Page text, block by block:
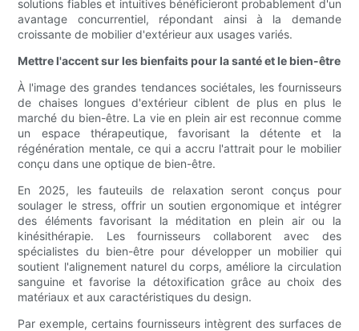
solutions fiables et intuitives bénéficieront probablement d'un
avantage concurrentiel, répondant ainsi à la demande
croissante de mobilier d'extérieur aux usages variés.
Mettre l'accent sur les bienfaits pour la santé et le bien-être
À l'image des grandes tendances sociétales, les fournisseurs
de chaises longues d'extérieur ciblent de plus en plus le
marché du bien-être. La vie en plein air est reconnue comme
un espace thérapeutique, favorisant la détente et la
régénération mentale, ce qui a accru l'attrait pour le mobilier
conçu dans une optique de bien-être.
En 2025, les fauteuils de relaxation seront conçus pour
soulager le stress, offrir un soutien ergonomique et intégrer
des éléments favorisant la méditation en plein air ou la
kinésithérapie. Les fournisseurs collaborent avec des
spécialistes du bien-être pour développer un mobilier qui
soutient l'alignement naturel du corps, améliore la circulation
sanguine et favorise la détoxification grâce au choix des
matériaux et aux caractéristiques du design.
Par exemple, certains fournisseurs intègrent des surfaces de